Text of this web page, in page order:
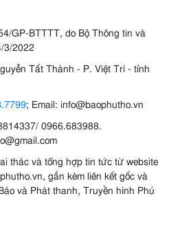
GP-BTTTT, do Bộ Thông tin và
3/2022
Tất Thành - P. Việt Trì - tỉnh
; Email: info@baophutho.vn
0966.683988.
thác và tổng hợp tin tức từ website
gắn kèm liên kết gốc và
và Phát thanh, Truyền hình Phú